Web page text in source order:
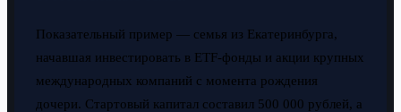
Показательный пример — семья из Екатеринбурга,
начавшая инвестировать в ETF-фонды и акции крупных
международных компаний с момента рождения
дочери. Стартовый капитал составил 500 000 рублей, а